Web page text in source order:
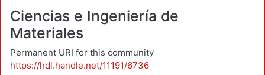
Ciencias e Ingeniería de
Materiales
Permanent URI for this community
https://hdl.handle.net/11191/6736